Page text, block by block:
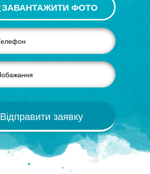
ЗАВАНТАЖИТИ ФОТО
Відправити заявку